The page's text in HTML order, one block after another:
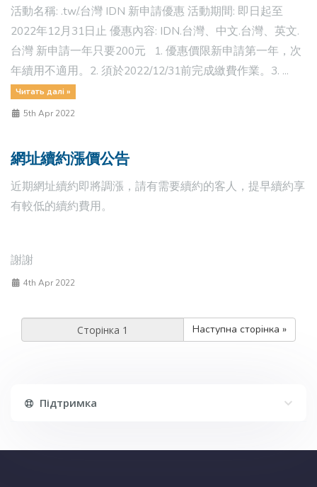
活動名稱: .tw/.台灣 IDN 新申請優惠 活動期間: 即日起至
2022年12月31日止 優惠內容: IDN.台灣、中文.台灣、英文.
台灣 新申請一年只要200元 1. 優惠價限新申請第一年，次
年續用不適用。2. 須於2022/12/31前完成繳費作業。3. ...
Читать далі »
5th Apr 2022
網址續約漲價公告
近期網址續約即將調漲，請有需要續約的客人，提早續約享
有較低的續約費用。
謝謝
4th Apr 2022
Наступна сторінка »
Підтримка